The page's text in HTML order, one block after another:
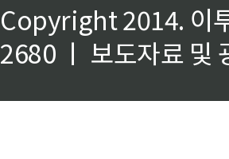
Copyright 2014. 이
2680 ㅣ 보도자료